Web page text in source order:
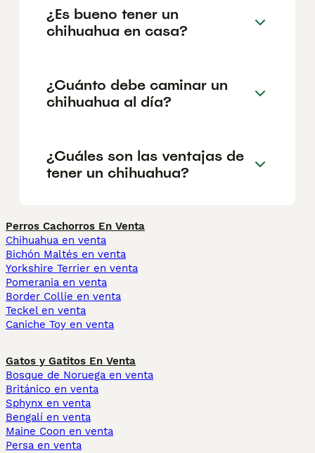
¿Es bueno tener un
chihuahua en casa?
¿Cuánto debe caminar un
chihuahua al día?
¿Cuáles son las ventajas de
tener un chihuahua?
Perros Cachorros En Venta
Chihuahua en venta
Bichón Maltés en venta
Yorkshire Terrier en venta
Pomerania en venta
Border Collie en venta
Teckel en venta
Caniche Toy en venta
Gatos y Gatitos En Venta
Bosque de Noruega en venta
Británico en venta
Sphynx en venta
Bengalí en venta
Maine Coon en venta
Persa en venta